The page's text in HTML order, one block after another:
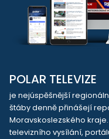
POLAR TELEVIZE
je nejúspěšnější
štáby denně přinášejí
Moravskoslezského
televizního vysílání,